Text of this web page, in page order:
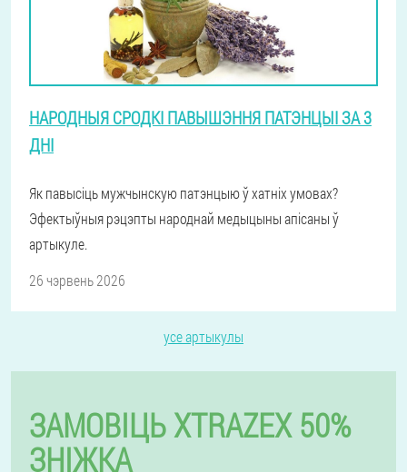
НАРОДНЫЯ СРОДКІ ПАВЫШЭННЯ ПАТЭНЦЫІ ЗА 3
ДНІ
Як павысіць мужчынскую патэнцыю ў хатніх умовах?
Эфектыўныя рэцэпты народнай медыцыны апісаны ў
артыкуле.
26 чэрвень 2026
усе артыкулы
ЗАМОВІЦЬ XTRAZEX 50%
ЗНІЖКА